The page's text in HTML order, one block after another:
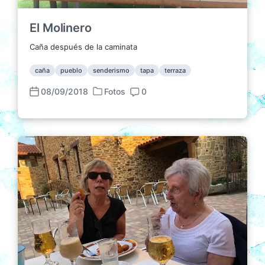
El Molinero
Caña después de la caminata
caña pueblo senderismo tapa terraza
F
c
h
a
p
u
b
l
i
c
a
c
i
08/09/2018
P
b
l
i
c
a
d
a
e
n
Fotos
C
m
e
n
t
a
r
i
o
s
0